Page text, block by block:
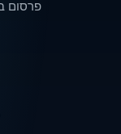
פרסום